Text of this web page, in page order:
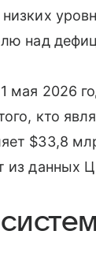
над
мая 2026
кто
$33,8
из данных